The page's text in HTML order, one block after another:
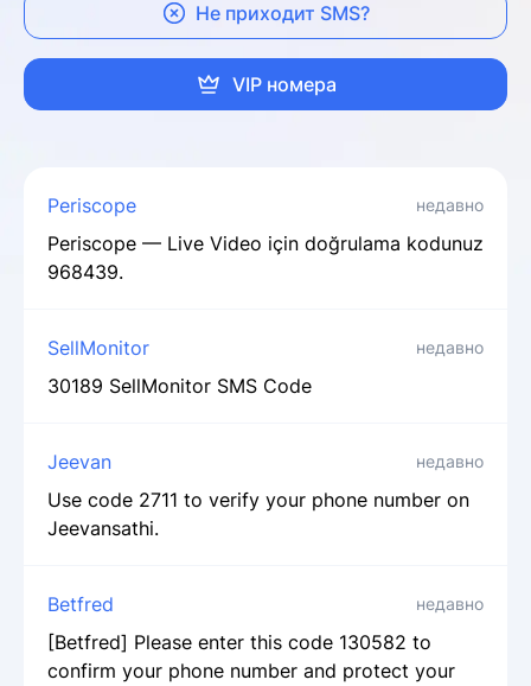
Не приходит SMS?
VIP номера
Periscope недавно
Periscope — Live Video için doğrulama kodunuz
968439.
SellMonitor недавно
30189 SellMonitor SMS Code
Jeevan недавно
Use code 2711 to verify your phone number on
Jeevansathi.
Betfred недавно
[Betfred] Please enter this code 130582 to
confirm your phone number and protect your